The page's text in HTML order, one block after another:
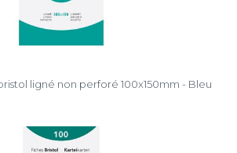
ligné non perforé 100x150mm - Bleu